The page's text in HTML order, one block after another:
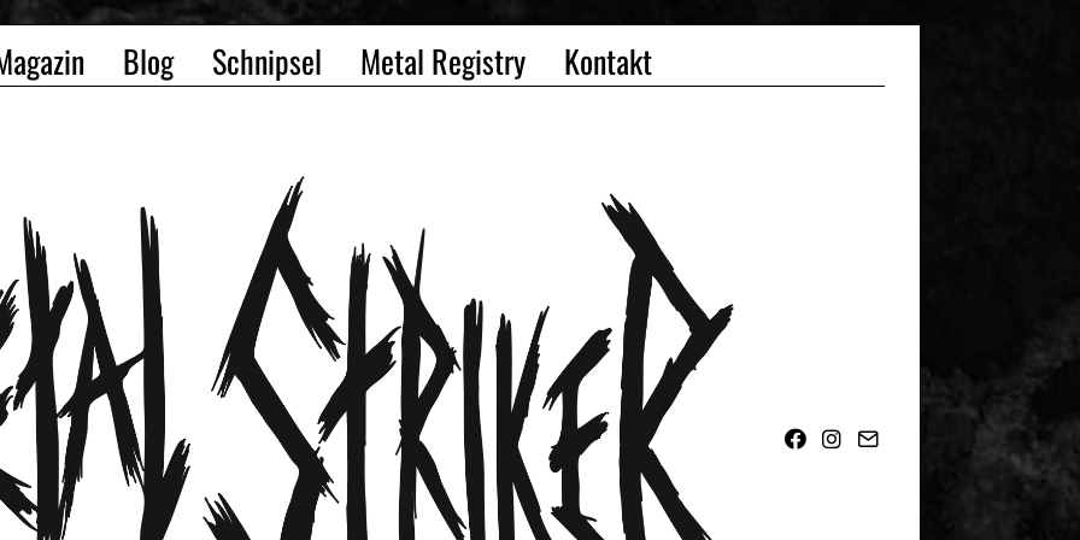
Blog Schnipsel Metal Registry Kontakt